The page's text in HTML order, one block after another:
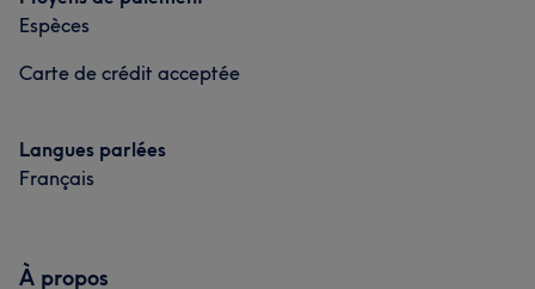
Espèces
Carte de crédit acceptée
Langues parlées
Français
À propos